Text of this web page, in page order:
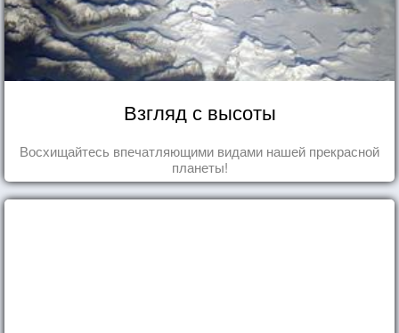
Взгляд с высоты
Восхищайтесь впечатляющими видами нашей прекрасной
планеты!